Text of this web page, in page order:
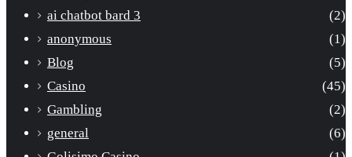
ai chatbot bard 3
(2)
anonymous
(1)
Blog
(5)
Casino
(45)
Gambling
(2)
general
(6)